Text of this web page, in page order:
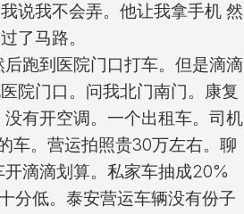
说我不会弄。他让我拿手机 然
了马路。
跑到医院门口打车。但是滴滴
院门口。问我北门南门。康复
有开空调。一个出租车。司机
车。营运拍照贵30万左右。聊
滴滴划算。私家车抽成20%
分低。泰安营运车辆没有份子